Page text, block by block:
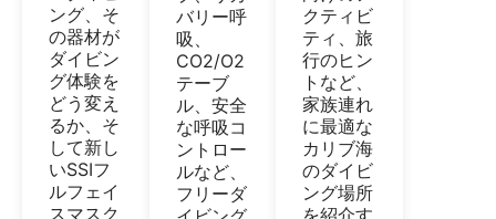
ング、そ
の器材が
ダイビン
グ体験を
どう変え
るか、そ
して新し
いSSIフ
ルフェイ
スマスク
バリー呼
吸、
CO2/O2
テーブ
ル、安全
な呼吸コ
ントロー
ルなど、
フリーダ
クティビ
ティ、旅
行のヒン
トなど、
家族連れ
に最適な
カリブ海
のダイビ
ング場所